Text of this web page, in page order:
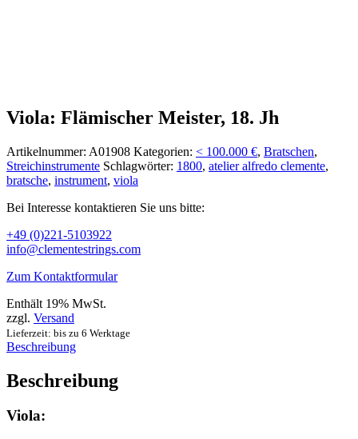
Viola: Flämischer Meister, 18. Jh
Artikelnummer: A01908 Kategorien: < 100.000 €, Bratschen,
Streichinstrumente Schlagwörter: 1800, atelier alfredo clemente,
bratsche, instrument, viola
Bei Interesse kontaktieren Sie uns bitte:
+49 (0)221-5103922
info@clementestrings.com
Zum Kontaktformular
Enthält 19% MwSt.
zzgl. Versand
Lieferzeit: bis zu 6 Werktage
Beschreibung
Beschreibung
Viola: